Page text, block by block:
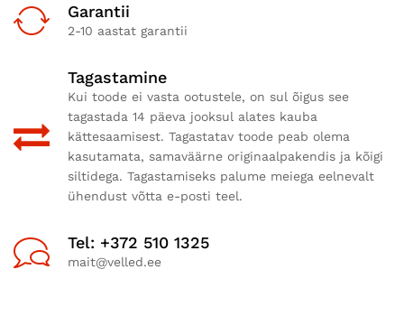
Garantii
2-10 aastat garantii
Tagastamine
Kui toode ei vasta ootustele, on sul õigus see
tagastada 14 päeva jooksul alates kauba
kättesaamisest. Tagastatav toode peab olema
kasutamata, samaväärne originaalpakendis ja kõigi
siltidega. Tagastamiseks palume meiega eelnevalt
ühendust võtta e-posti teel.
Tel: +372 510 1325
mait@velled.ee